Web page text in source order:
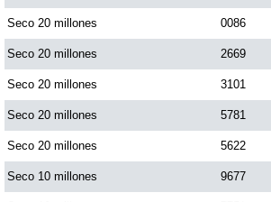
Dorado Noche
Fantástica Día
Fantástica Noche
Motilon Tarde
Seco 20 millones 0086
Seco 20 millones 2669
Seco 20 millones 3101
Seco 20 millones 5781
Seco 20 millones 5622
Seco 10 millones 9677